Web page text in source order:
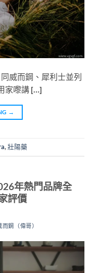
威而鋼、犀利士並列
家嚟講 […]
→
,壯陽藥
年熱門品牌全
評價
而鋼（偉哥）